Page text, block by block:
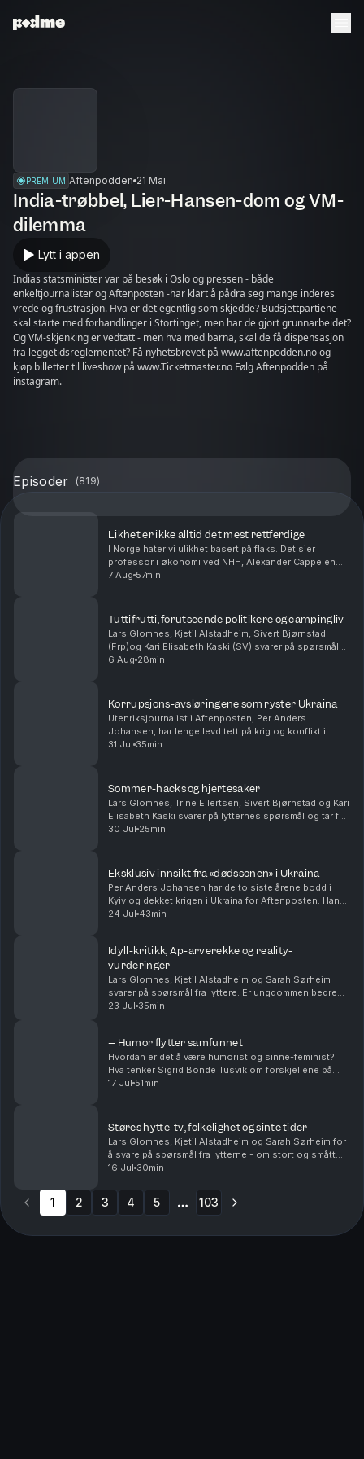
PREMIUM Aftenpodden 21 Mai
India-trøbbel, Lier-Hansen-dom og VM-
dilemma
Lytt i appen
Indias statsminister var på besøk i Oslo og pressen - både
enkeltjournalister og Aftenposten -har klart å pådra seg mange inderes
vrede og frustrasjon. Hva er det egentlig som skjedde? Budsjettpartiene
skal starte med forhandlinger i Stortinget, men har de gjort grunnarbeidet?
Og VM-skjenking er vedtatt - men hva med barna, skal de få dispensasjon
fra leggetidsreglementet? Få nyhetsbrevet på www.aftenpodden.no og
kjøp billetter til liveshow på www.Ticketmaster.no Følg Aftenpodden på
instagram.
Episoder (819)
Likhet er ikke alltid det mest rettferdige
I Norge hater vi ulikhet basert på flaks. Det sier
professor i økonomi ved NHH, Alexander Cappelen.
Han har forsket på rettferdighet, og snakker særlig om
7 Aug 57min
Tuttifrutti, forutseende politikere og campingliv
Lars Glomnes, Kjetil Alstadheim, Sivert Bjørnstad
(Frp)og Kari Elisabeth Kaski (SV) svarer på spørsmål
fra lytterne. Hvilken norske politiker har vært den mest
6 Aug 28min
Korrupsjons-avsløringene som ryster Ukraina
Utenriksjournalist i Aftenposten, Per Anders
Johansen, har lenge levd tett på krig og konflikt i
Ukraina og Russland. Han forteller om korrupsjon som
31 Jul 35min
Sommer-hacks og hjertesaker
Lars Glomnes, Trine Eilertsen, Sivert Bjørnstad og Kari
Elisabeth Kaski svarer på lytternes spørsmål og tar for
seg blant annet sine beste sommertips, hvilke saker
30 Jul 25min
Eksklusiv innsikt fra «dødssonen» i Ukraina
Per Anders Johansen har de to siste årene bodd i
Kyiv og dekket krigen i Ukraina for Aftenposten. Han
har vært ved fronten og møtt mennesker som har gått
24 Jul 43min
Idyll-kritikk, Ap-arverekke og reality-
vurderinger
Lars Glomnes, Kjetil Alstadheim og Sarah Sørheim
svarer på spørsmål fra lyttere. Er ungdommen bedre
eller verre enn tidligere? Hvem og hvordan tar noen
23 Jul 35min
– Humor flytter samfunnet
Hvordan er det å være humorist og sinne-feminist?
Hva tenker Sigrid Bonde Tusvik om forskjellene på
kvinner og menn som komikere? Er det egentlig lov til
17 Jul 51min
Støres hytte-tv, folkelighet og sinte tider
Lars Glomnes, Kjetil Alstadheim og Sarah Sørheim for
å svare på spørsmål fra lytterne - om stort og smått.
Hvor stor skal en hytte-tv være? Er det mulig å være
16 Jul 30min
1 2 3 4 5 103